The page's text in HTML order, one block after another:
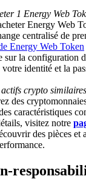
BTC to Share
& Win
prize pool
Users
1 Energy Web
Energy Web
centralisé de
Energy Web Token
sur la configuration
identité et la
crypto
des
caractéristiques
visitez notre
des pièces et